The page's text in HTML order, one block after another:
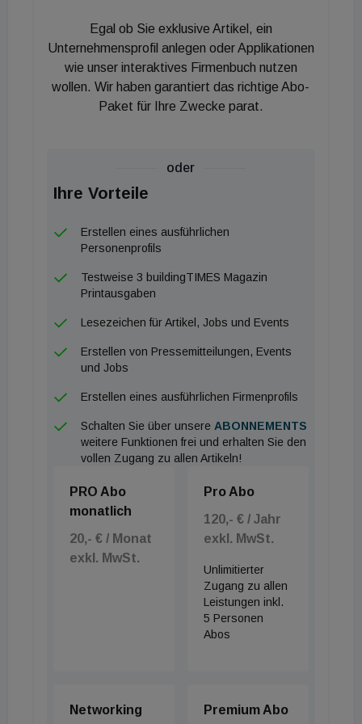
Lünendonk verordnet Reinigungsrobotik als
„etabliert“ im eigenen Reifegradmodell und sieht
Anzeichen, dass ein Übergang in eine sogenannte
„Boom“-Phase ansteht. Insgesamt ist die Dynamik
Lünendonk-Partner Thomas Ball kommentiert:
Kommerzielle Modelle werden gemeinsam mit
Kunden entwickelt und die Einsatzfelder nehmen
immer weiter zu. Die Entlastung des
Reinigungspersonals von schweren körperlichen
Arbeiten („Cobotic“) leistet darüber hinaus einen
ESG. Insbesondere der erwartete zunehmende
schnell erhöhen.“
Das Lünendonk-Whitepaper 2024 in der Reihe
„Nachhaltigkeit und soziale Verantwortung in der
Gebäudereinigung“ erscheint unter dem Titel
„Robotik im Facility Management“ und wurde in
Kooperation mit der RoboPlanet GmbH aus
Egal ob Sie exklusive Artikel, ein
Unternehmensprofil anlegen oder Applikationen
wie unser interaktives Firmenbuch nutzen
wollen. Wir haben garantiert das richtige Abo-
Paket für Ihre Zwecke parat.
oder
Ihre Vorteile
Erstellen eines ausführlichen
Personenprofils
Testweise 3 buildingTIMES Magazin
Printausgaben
Lesezeichen für Artikel, Jobs und Events
Erstellen von Pressemitteilungen, Events
und Jobs
Erstellen eines ausführlichen Firmenprofils
Schalten Sie über unsere ABONNEMENTS
weitere Funktionen frei und erhalten Sie den
vollen Zugang zu allen Artikeln!
PRO Abo
monatlich
20,- € / Monat
exkl. MwSt.
Pro Abo
120,- € / Jahr
exkl. MwSt.
Unlimitierter
Zugang zu allen
Leistungen inkl.
5 Personen
Abos
Networking
Premium Abo